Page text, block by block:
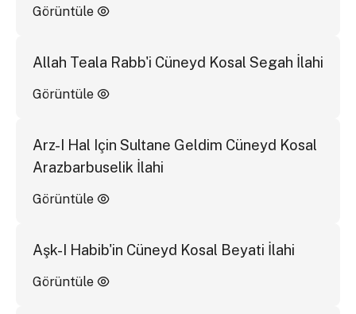
Görüntüle
Allah Teala Rabb'i Cüneyd Kosal Segah İlahi
Görüntüle
Arz-I Hal Için Sultane Geldim Cüneyd Kosal
Arazbarbuselik İlahi
Görüntüle
Aşk-I Habib'in Cüneyd Kosal Beyati İlahi
Görüntüle